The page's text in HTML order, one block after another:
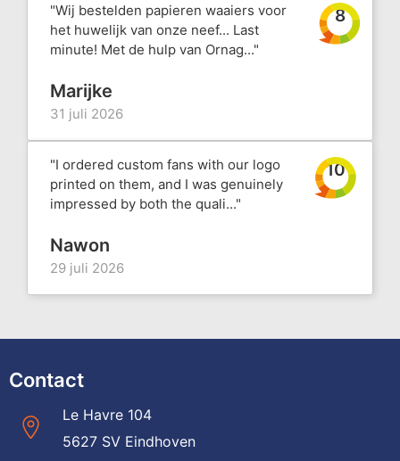
"Wij bestelden papieren waaiers voor
het huwelijk van onze neef... Last
minute! Met de hulp van Ornag..."
8
Marijke
31 juli 2026
"I ordered custom fans with our logo
printed on them, and I was genuinely
impressed by both the quali..."
10
Nawon
29 juli 2026
Contact
Le Havre 104
5627 SV Eindhoven